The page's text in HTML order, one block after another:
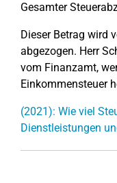
Gesamter
Dieser Betrag wird
abgezogen. Herr
vom Finanzamt,
Einkommensteuer
(2021): Wie viel
Dienstleistungen